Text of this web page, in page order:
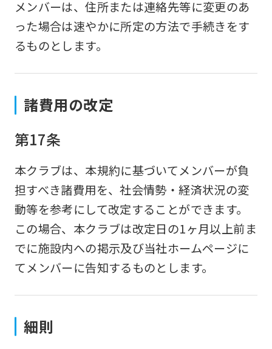
メンバーは、住所または連絡先等に変更のあ
った場合は速やかに所定の方法で手続きをす
るものとします。
諸費用の改定
第17条
本クラブは、本規約に基づいてメンバーが負
担すべき諸費用を、社会情勢・経済状況の変
動等を参考にして改定することができます。
この場合、本クラブは改定日の1ヶ月以上前ま
でに施設内への掲示及び当社ホームページに
てメンバーに告知するものとします。
細則